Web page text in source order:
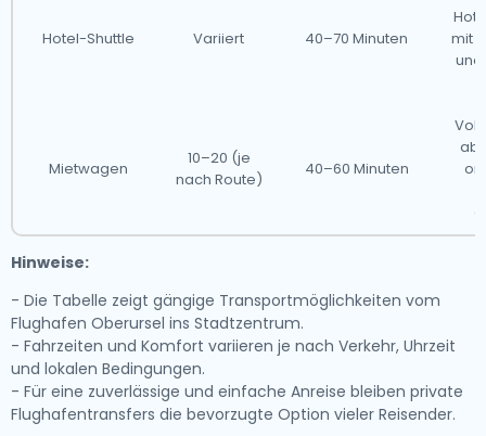
Hotel-Shuttle Variiert 40–70 Minuten
mit
Mietwagen
10–20 (je
nach Route)
40–60 Minuten
Hinweise:
- Die Tabelle zeigt gängige Transportmöglichkeiten vom
Flughafen Oberursel ins Stadtzentrum.
- Fahrzeiten und Komfort variieren je nach Verkehr, Uhrzeit
und lokalen Bedingungen.
- Für eine zuverlässige und einfache Anreise bleiben private
Flughafentransfers die bevorzugte Option vieler Reisender.